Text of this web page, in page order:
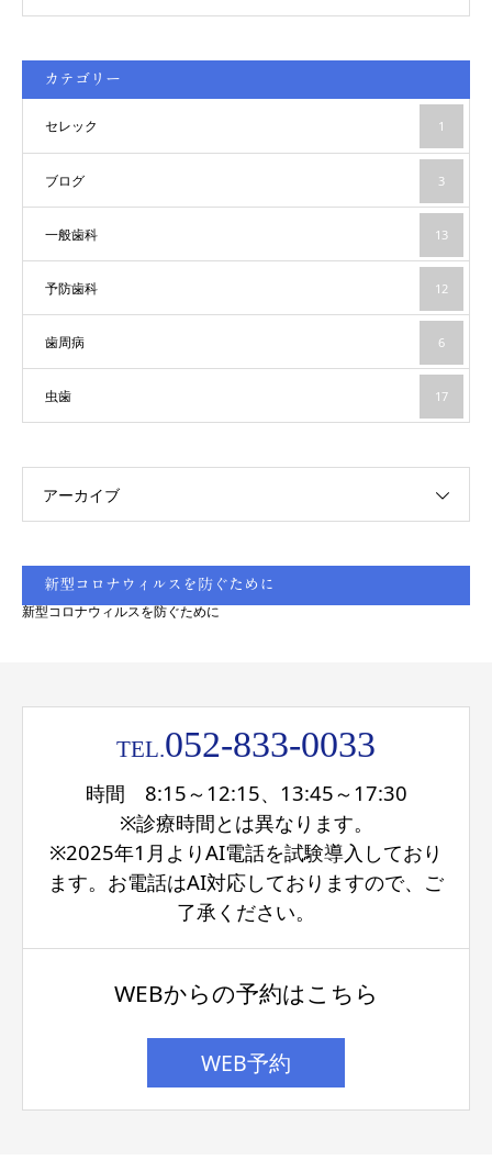
カテゴリー
セレック 1
ブログ 3
一般歯科 13
予防歯科 12
歯周病 6
虫歯 17
アーカイブ
新型コロナウィルスを防ぐために
新型コロナウィルスを防ぐために
TEL.052-833-0033
時間 8:15～12:15、13:45～17:30
※診療時間とは異なります。
※2025年1月よりAI電話を試験導入しており
ます。お電話はAI対応しておりますので、ご
了承ください。
WEBからの予約はこちら
WEB予約